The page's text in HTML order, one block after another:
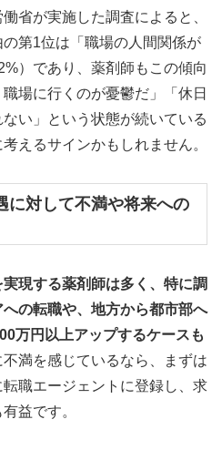
省が実施した調査によると、
第1位は「職場の人間関係が
）であり、薬剤師もこの傾向
場に行くのが憂鬱だ」「休日
い」という状態が続いている
えるサインかもしれません。
対して不満や将来への
現する薬剤師は多く、特に調
の転職や、地方から都市部へ
万円以上アップするケースも
不満を感じているなら、まずは
職エージェントに登録し、求
益です。